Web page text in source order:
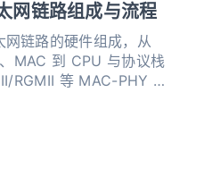
网链路组成与流程
链路的硬件组成，从
MAC 到 CPU 与协议栈
RGMII 等 MAC-PHY 接
路径，并梳理从应用层到
。